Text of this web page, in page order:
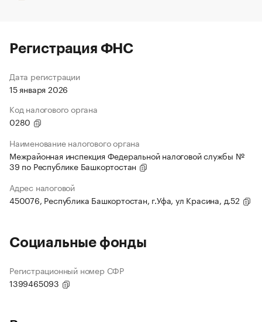
Регистрация ФНС
Дата регистрации
15 января 2026
Код налогового органа
0280
Наименование налогового органа
Межрайонная инспекция Федеральной налоговой службы №
39 по Республике Башкортостан
Адрес налоговой
450076, Республика Башкортостан, г.Уфа, ул Красина, д.52
Социальные фонды
Регистрационный номер СФР
1399465093